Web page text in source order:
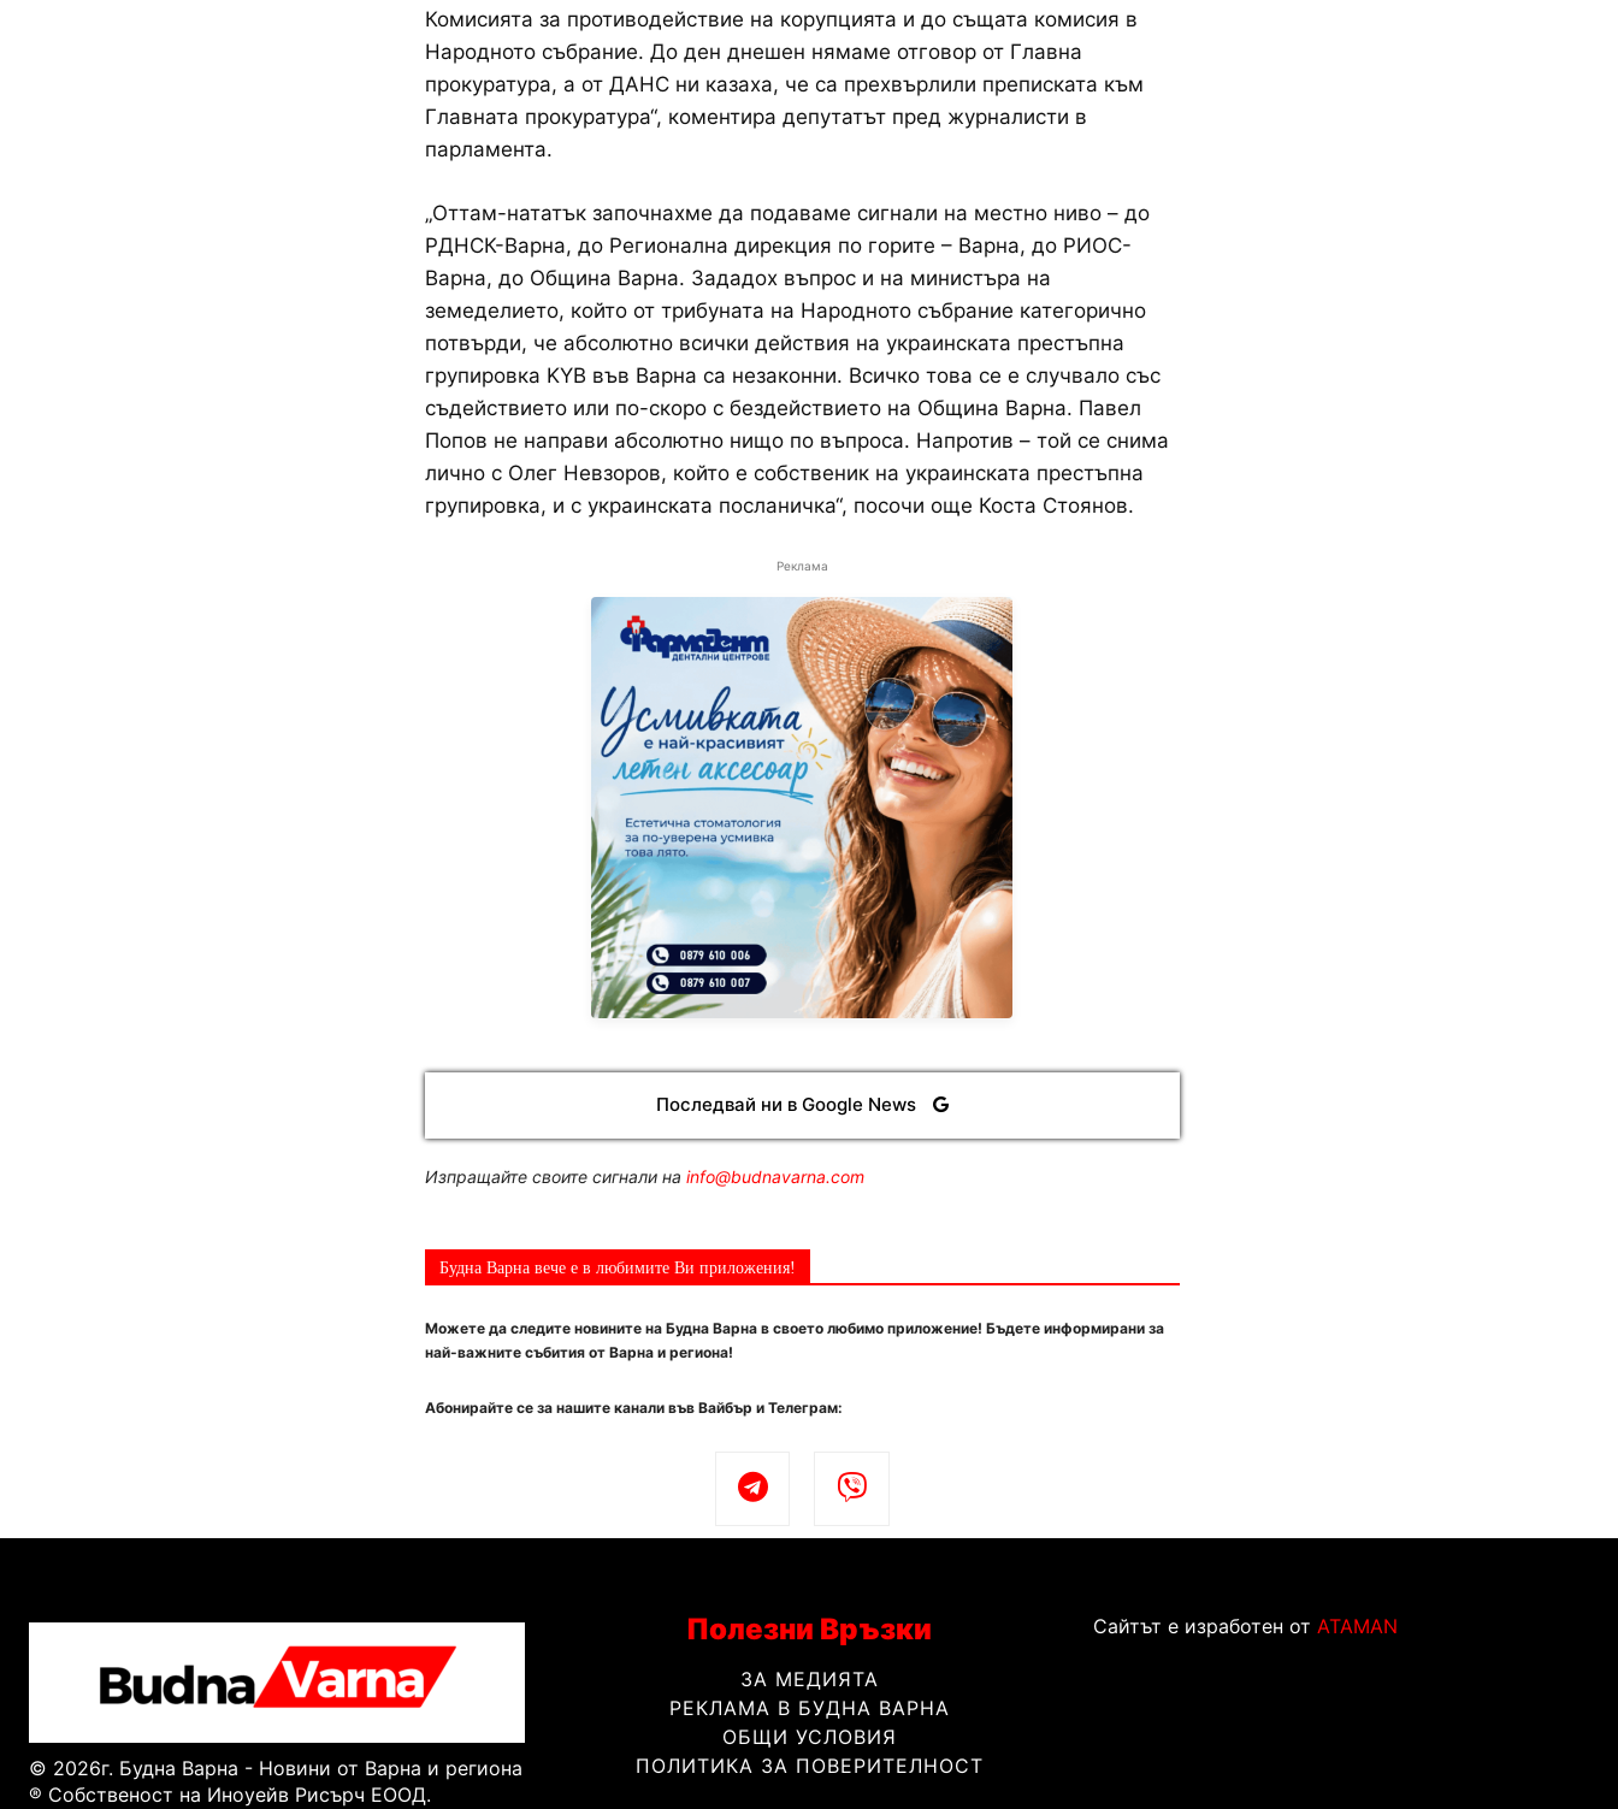
Комисията за противодействие на корупцията и до същата комисия в
Народното събрание. До ден днешен нямаме отговор от Главна
прокуратура, а от ДАНС ни казаха, че са прехвърлили преписката към
Главната прокуратура“, коментира депутатът пред журналисти в
парламента.
„Оттам-нататък започнахме да подаваме сигнали на местно ниво – до
РДНСК-Варна, до Регионална дирекция по горите – Варна, до РИОС-
Варна, до Община Варна. Зададох въпрос и на министъра на
земеделието, който от трибуната на Народното събрание категорично
потвърди, че абсолютно всички действия на украинската престъпна
групировка KYB във Варна са незаконни. Всичко това се е случвало със
съдействието или по-скоро с бездействието на Община Варна. Павел
Попов не направи абсолютно нищо по въпроса. Напротив – той се снима
лично с Олег Невзоров, който е собственик на украинската престъпна
групировка, и с украинската посланичка“, посочи още Коста Стоянов.
Реклама
Последвай ни в Google News
Изпращайте своите сигнали на info@budnavarna.com
Будна Варна вече е в любимите Ви приложения!
Можете да следите новините на Будна Варна в своето любимо приложение! Бъдете информирани за
най-важните събития от Варна и региона!
Абонирайте се за нашите канали във Вайбър и Телеграм:
© 2026г. Будна Варна - Новини от Варна и региона
® Собственост на Иноуейв Рисърч ЕООД.
Полезни Връзки
ЗА МЕДИЯТА
РЕКЛАМА В БУДНА ВАРНА
ОБЩИ УСЛОВИЯ
ПОЛИТИКА ЗА ПОВЕРИТЕЛНОСТ
Сайтът е изработен от ATAMAN